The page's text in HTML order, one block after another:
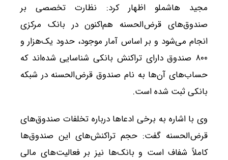
مجید هاشملو اظهار کرد: نظارت تخصصی بر
صندوق‌های قرض‌الحسنه هم‌اکنون در بانک مرکزی
انجام می‌شود و بر اساس آمار موجود، حدود یک‌هزار و
۸۰۰ صندوق دارای تراکنش بانکی شناسایی شده‌اند که
حساب‌های آن‌ها به نام صندوق قرض‌الحسنه در شبکه
بانکی ثبت شده است.
وی با اشاره به برخی ادعاها درباره تخلفات صندوق‌های
قرض‌الحسنه گفت: حجم تراکنش‌های این صندوق‌ها
کاملاً شفاف است و بانک‌ها نیز بر فعالیت‌های مالی